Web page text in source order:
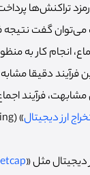
تراکنش‌ها
می‌توان گفت نتیجه
انجام کار به
دقیقا مشابه
فرآیند
ارز دیجیتال
مثل «